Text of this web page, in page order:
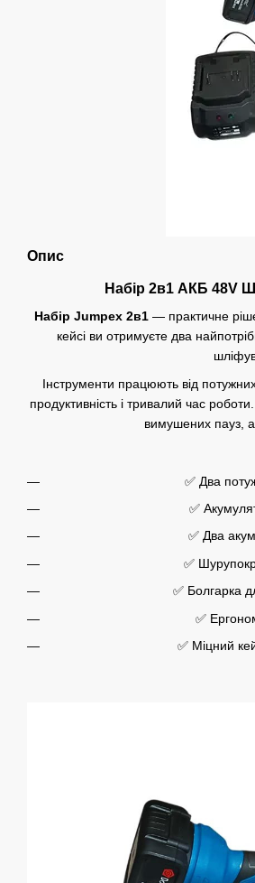
Опис
Набір 2в1 АКБ 48V
Набір Jumpex 2в1 — практичне
кейсі ви отримуєте два
Інструменти працюють від
продуктивність і тривалий час
вимушених пауз,
✅ Два
✅
✅ Два
✅
✅ Болгарка
✅
✅ Міцний